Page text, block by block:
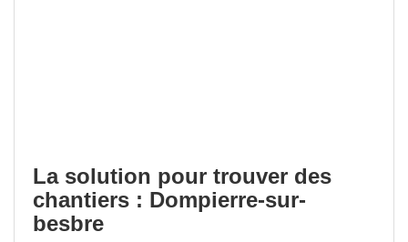
La solution pour trouver des
chantiers : Dompierre-sur-
besbre